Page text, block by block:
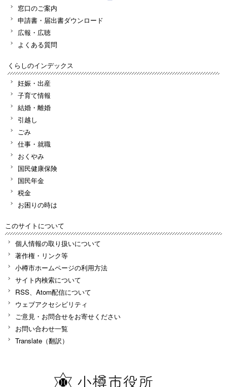
窓口のご案内
申請書・届出書ダウンロード
広報・広聴
よくある質問
くらしのインデックス
妊娠・出産
子育て情報
結婚・離婚
引越し
ごみ
仕事・就職
おくやみ
国民健康保険
国民年金
税金
お困りの時は
このサイトについて
個人情報の取り扱いについて
著作権・リンク等
小樽市ホームページの利用方法
サイト内検索について
RSS、Atom配信について
ウェブアクセシビリティ
ご意見・お問合せをお寄せください
お問い合わせ一覧
Translate（翻訳）